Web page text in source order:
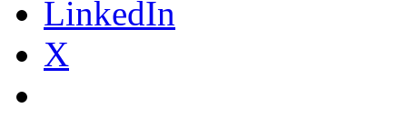
LinkedIn
X